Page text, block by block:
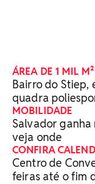
ÁREA DE 1 MIL M²
Bairro do Stiep,
quadra
MOBILIDADE
Salvador
veja onde
CONFIRA
Centro de
feiras até o fim